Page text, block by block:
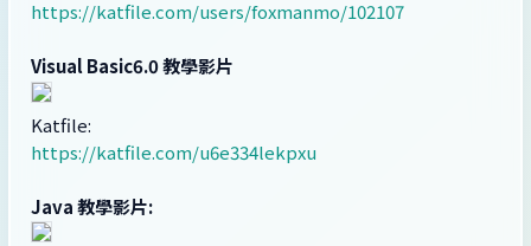
https://katfile.com/users/foxmanmo/102107
Visual Basic6.0 教學影片
Katfile:
https://katfile.com/u6e334lekpxu
Java 教學影片: